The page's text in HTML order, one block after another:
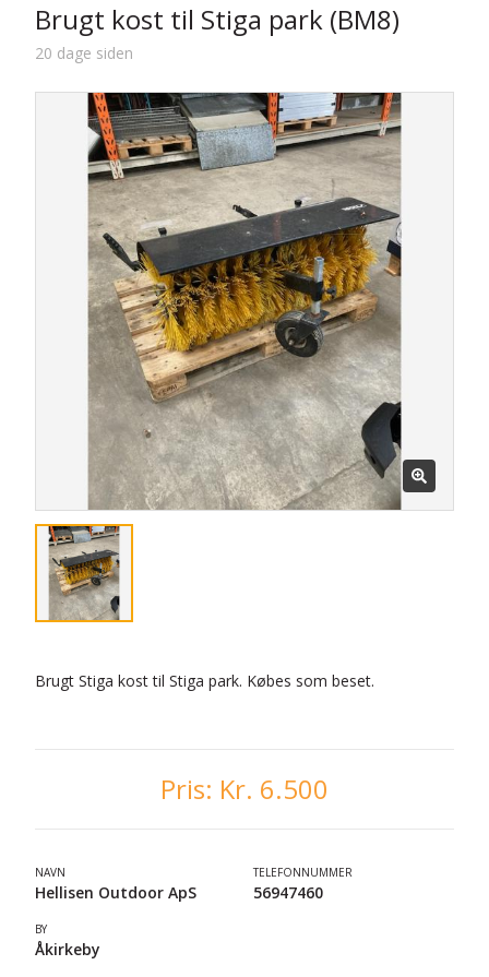
Brugt kost til Stiga park (BM8)
20 dage siden
Brugt Stiga kost til Stiga park. Købes som beset.
Pris: Kr. 6.500
NAVN
Hellisen Outdoor ApS
TELEFONNUMMER
56947460
BY
Åkirkeby